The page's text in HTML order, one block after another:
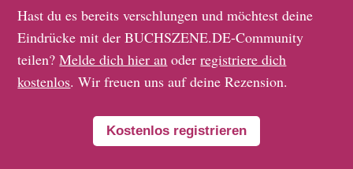
Hast du es bereits verschlungen und möchtest deine
Eindrücke mit der BUCHSZENE.DE-Community
teilen?Melde dich hier an oderregistriere dich
kostenlos. Wir freuen uns auf deine Rezension.
Kostenlos registrieren